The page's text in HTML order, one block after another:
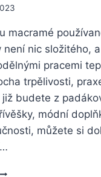
macramé
není nic složitého,
pracemi
trpělivosti,
budete z
módní
můžete si